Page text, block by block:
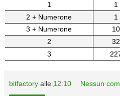
1
1
2 + Numerone
1
3 + Numerone
10
2
32
3
bitfactory alle 12:10 Nessun